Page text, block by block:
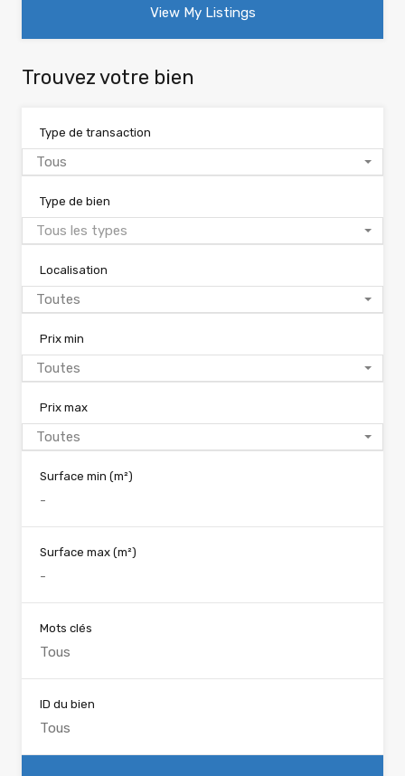
View My Listings
Trouvez votre bien
Type de transaction
Tous
Type de bien
Tous les types
Localisation
Toutes
Prix min
Toutes
Prix max
Toutes
Surface min (m²)
Surface max (m²)
Mots clés
ID du bien